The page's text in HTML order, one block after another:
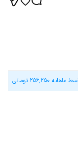
256,250 تومانی